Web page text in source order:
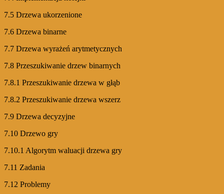
7.5 Drzewa ukorzenione
7.6 Drzewa binarne
7.7 Drzewa wyrażeń arytmetycznych
7.8 Przeszukiwanie drzew binarnych
7.8.1 Przeszukiwanie drzewa w głąb
7.8.2 Przeszukiwanie drzewa wszerz
7.9 Drzewa decyzyjne
7.10 Drzewo gry
7.10.1 Algorytm waluacji drzewa gry
7.11 Zadania
7.12 Problemy